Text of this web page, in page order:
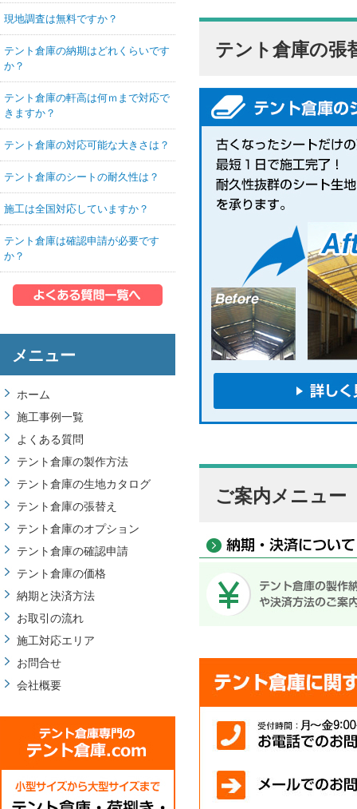
テント倉庫の張
ご案内メニュー
現地調査は無料ですか？
テント倉庫の納期はどれくらいです
か？
テント倉庫の軒高は何ｍまで対応で
きますか？
テント倉庫の対応可能な大きさは？
テント倉庫のシートの耐久性は？
施工は全国対応していますか？
テント倉庫は確認申請が必要です
か？
メニュー
ホーム
施工事例一覧
よくある質問
テント倉庫の製作方法
テント倉庫の生地カタログ
テント倉庫の張替え
テント倉庫のオプション
テント倉庫の確認申請
テント倉庫の価格
納期と決済方法
お取引の流れ
施工対応エリア
お問合せ
会社概要